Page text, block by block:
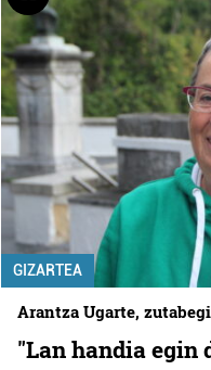
GIZARTEA
Arantza Ugarte,
"Lan handia egin